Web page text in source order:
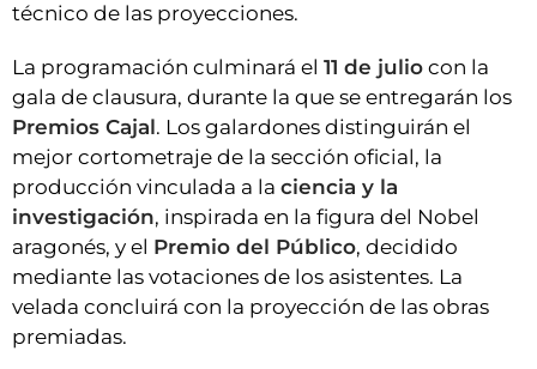
técnico de las proyecciones.
La programación culminará el 11 de julio con la
gala de clausura, durante la que se entregarán los
Premios Cajal. Los galardones distinguirán el
mejor cortometraje de la sección oficial, la
producción vinculada a la ciencia y la
investigación, inspirada en la figura del Nobel
aragonés, y el Premio del Público, decidido
mediante las votaciones de los asistentes. La
velada concluirá con la proyección de las obras
premiadas.